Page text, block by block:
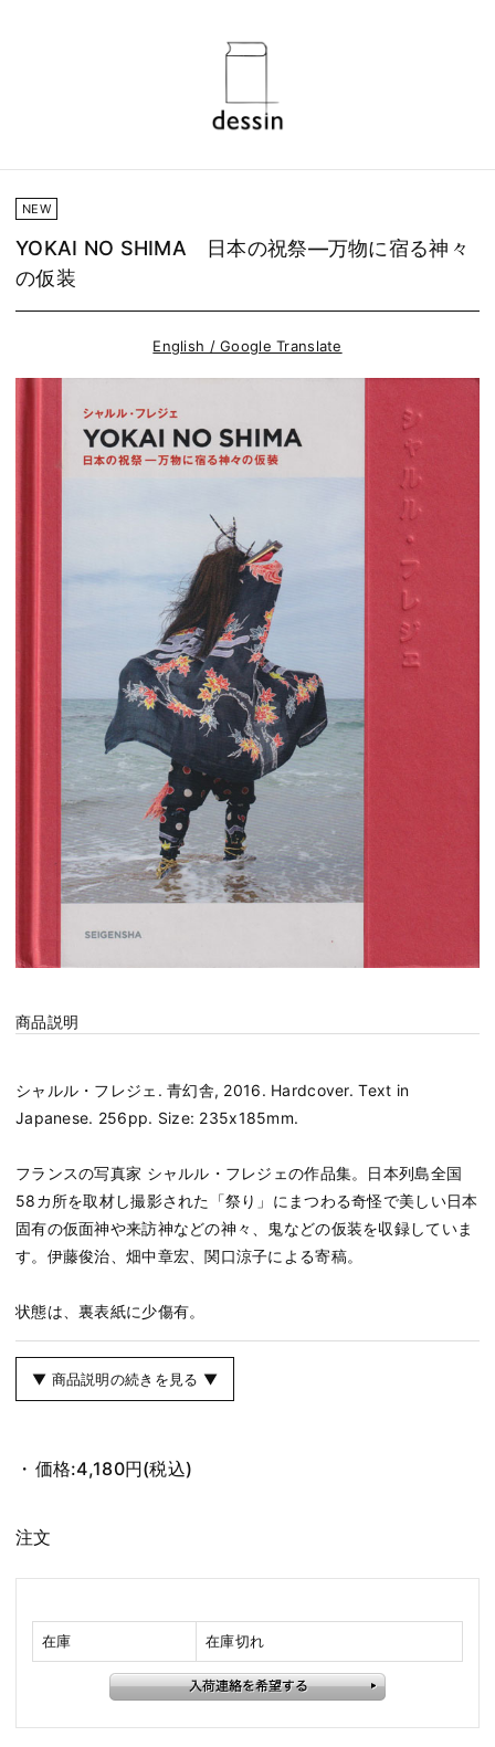
NEW
YOKAI NO SHIMA 日本の祝祭―万物に宿る神々
の仮装
English / Google Translate
商品説明
シャルル・フレジェ. 青幻舎, 2016. Hardcover. Text in
Japanese. 256pp. Size: 235x185mm.
フランスの写真家 シャルル・フレジェの作品集。日本列島全国
58カ所を取材し撮影された「祭り」にまつわる奇怪で美しい日本
固有の仮面神や来訪神などの神々、鬼などの仮装を収録していま
す。伊藤俊治、畑中章宏、関口涼子による寄稿。
状態は、裏表紙に少傷有。
▼ 商品説明の続きを見る ▼
価格:4,180円(税込)
注文
在庫 在庫切れ